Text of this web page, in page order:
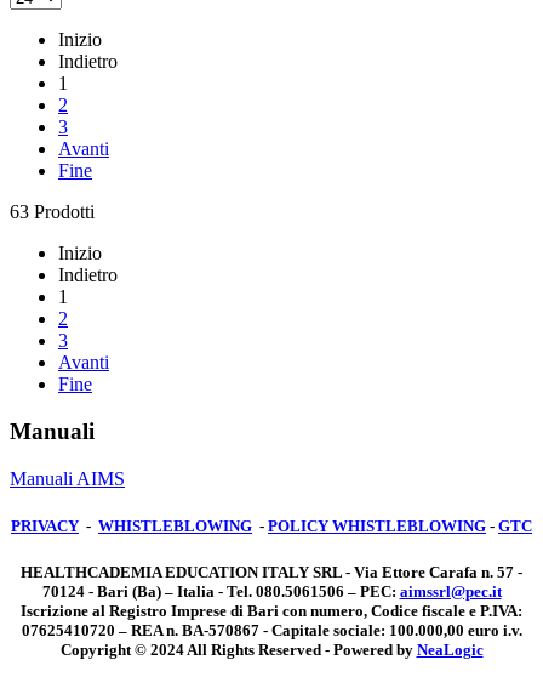
Inizio
Indietro
1
2
3
Avanti
Fine
63 Prodotti
Inizio
Indietro
1
2
3
Avanti
Fine
Manuali
Manuali AIMS
PRIVACY - WHISTLEBLOWING - POLICY WHISTLEBLOWING - GTC
HEALTHCADEMIA EDUCATION ITALY SRL - Via Ettore Carafa n. 57 -
70124 - Bari (Ba) – Italia - Tel. 080.5061506 – PEC: aimssrl@pec.it
Iscrizione al Registro Imprese di Bari con numero, Codice fiscale e P.IVA:
07625410720 – REA n. BA-570867 - Capitale sociale: 100.000,00 euro i.v.
Copyright © 2024 All Rights Reserved - Powered by NeaLogic